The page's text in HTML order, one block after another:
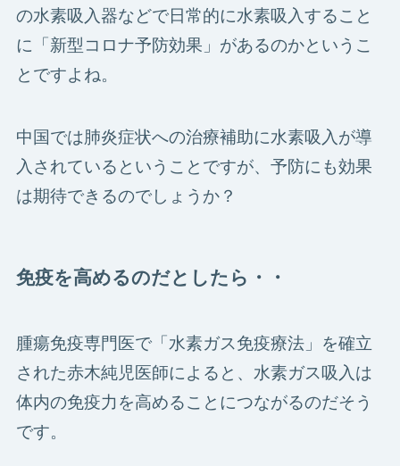
の水素吸入器などで日常的に水素吸入すること
に「新型コロナ予防効果」があるのかというこ
とですよね。
中国では肺炎症状への治療補助に水素吸入が導
入されているということですが、予防にも効果
は期待できるのでしょうか？
免疫を高めるのだとしたら・・
腫瘍免疫専門医で「水素ガス免疫療法」を確立
された赤木純児医師によると、水素ガス吸入は
体内の免疫力を高めることにつながるのだそう
です。